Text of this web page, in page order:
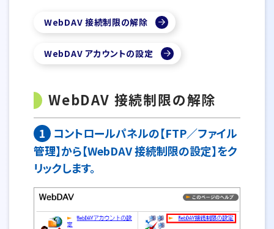
WebDAV 接続制限の解除
WebDAV アカウントの設定
WebDAV 接続制限の解除
1
コントロールパネルの【FTP／ファイル
管理】から【WebDAV 接続制限の設定】をク
リックします。